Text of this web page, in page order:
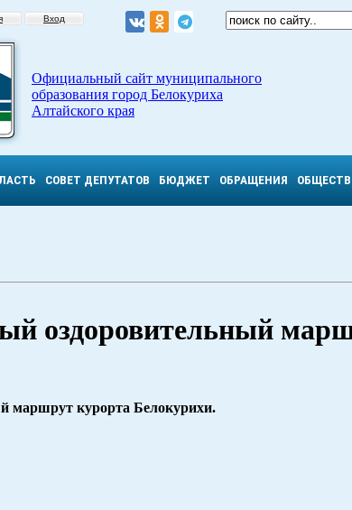
Вход
Официальный сайт муниципального
образования город Белокуриха
Алтайского края
СОВЕТ ДЕПУТАТОВ БЮДЖЕТ ОБРАЩЕНИЯ
оздоровительный
маршрут курорта Белокурихи.